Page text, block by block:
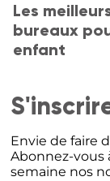
Les
bureaux
enfant
Envie de faire
Abonnez-vous
semaine nos